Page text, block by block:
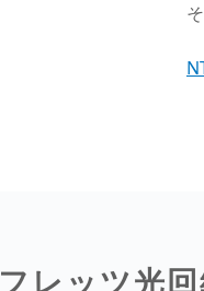
フレッツ光